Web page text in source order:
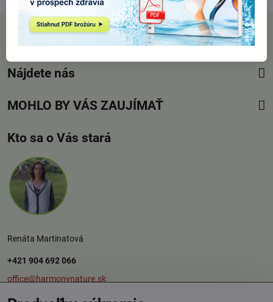
PRE ZÁKAZNÍKOV
Nájdete nás
MOHLO BY VÁS ZAUJÍMAŤ
Kto sa o Vás stará
Renáta Martinatová
+421 904 692 066
office@harmonynature.sk